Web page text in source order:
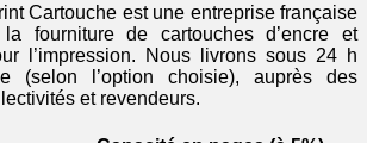
Cartouche est une entreprise française
fourniture de cartouches d’encre et
l’impression. Nous livrons sous 24 h
(selon l’option choisie), auprès des
et revendeurs.